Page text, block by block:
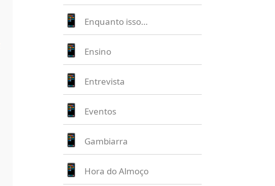
Enquanto isso…
Ensino
Entrevista
Eventos
Gambiarra
Hora do Almoço